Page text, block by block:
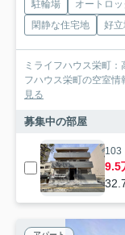
駐輪場 オートロッ
閑静な住宅地
好
ミライフハウス栄町
フハウス栄町の空室
見る
募集中の部屋
103
9.5